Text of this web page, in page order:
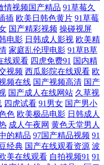
航 老司机色综合 久久草视频 美
黄色视频链接 韩国级AV免费看
久久国产豆花视频 狼友TV 美
色色 黑丝91 精品肏屄的视频
撸天天艹 日本伦理 美女18网站
婷五月 制服丝袜做爱 综合国产
线成人 超碰大青青97 成人免费
情视频国产精品 91草莓久
插 欧美日韩色黄片 91草莓
国产精彩视频 操碰视屏
电影 日韩成人影视 欧美精
家庭乱伦理电影 91草B草
线观看 四虎免费91 国内精
视频 西瓜影院在线观看 欧
频在线 国产视频高清 国产
国产成人在线网站 久草视
四虎试看 91男女 国产男小
色 欧美极品电影 日韩成人
成人午夜网 黄色天堂男人
的精品 97国产精品视频 91
经典 国产在线观看资源 波
美在线观看 自拍视频91 91